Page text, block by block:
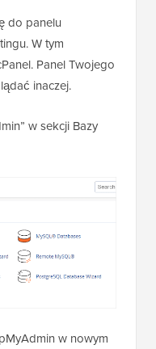
do panelu
W tym
Panel Twojego
inaczej.
w sekcji Bazy
w nowym